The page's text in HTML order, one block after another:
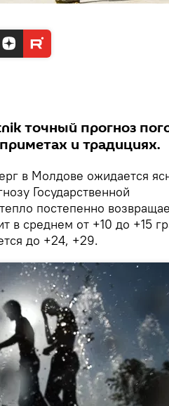
точный прогноз
и традициях.
в Молдове ожидается
Государственной
постепенно
в среднем от +10 до +15
до +24, +29.